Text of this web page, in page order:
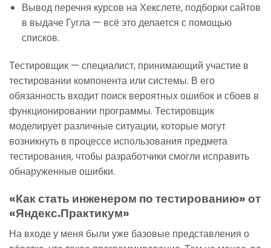
Вывод перечня курсов на Хекслете, подборки сайтов
в выдаче Гугла — всё это делается с помощью
списков.
Тестировщик — специалист, принимающий участие в
тестировании компонента или системы. В его
обязанность входит поиск вероятных ошибок и сбоев в
функционировании программы. Тестировщик
моделирует различные ситуации, которые могут
возникнуть в процессе использования предмета
тестирования, чтобы разработчики смогли исправить
обнаруженные ошибки.
«Как стать инженером по тестированию‎» от
«Яндекс.Практикум‎»
На входе у меня были уже базовые представления о